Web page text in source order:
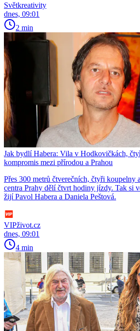
Světkreativity
dnes, 09:01
2 min
Jak bydlí Habera: Vila v Hodkovičkách,
kompromis mezi přírodou a Prahou
Přes 300 metrů čtverečních, čtyři koupelny
centra Prahy dělí čtvrt hodiny jízdy. Tak si
žijí Pavol Habera a Daniela Peštová.
VIPživot.cz
dnes, 09:01
4 min